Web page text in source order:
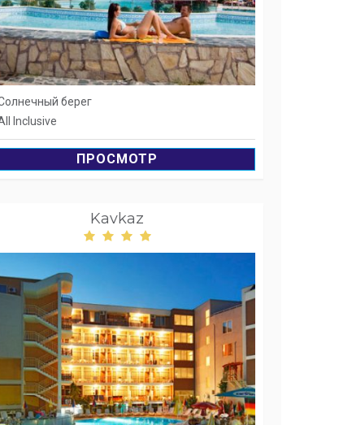
берег
Inclusive
ПРОСМОТР
Kavkaz